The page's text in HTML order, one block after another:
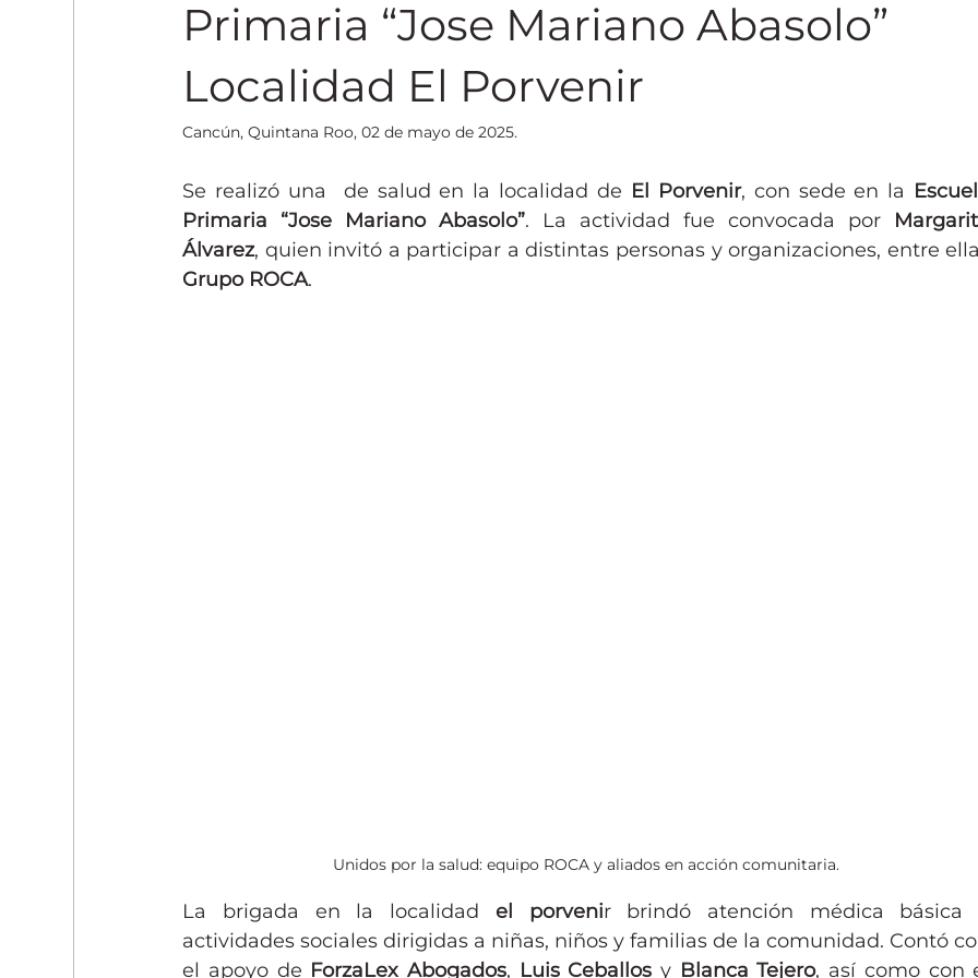
Entrenamiento y Fitness
Primaria “Jose Mariano Abasolo”
Localidad El Porvenir
Cancún, Quintana Roo, 02 de mayo de 2025.
Se realizó una  de salud en la localidad de El Porvenir, con sede en la
Primaria “Jose Mariano Abasolo”. La actividad fue convocada por
Álvarez
Grupo ROCA.
Unidos por la salud: equipo ROCA y aliados en acción comunitaria.
La brigada en la localidad el porvenir brindó atención médica básica
actividades sociales dirigidas a niñas, niños y familias de la comunidad. Contó
el apoyo de ForzaLex Abogados, Luis Ceballos y Blanca Tejero, así como con